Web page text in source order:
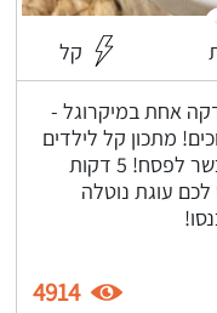
קל
אחת במיקרוגל -
מתכון קל לילדים
שתוכלו להכין איתם והכי חשוב שהוא כשר לפסח! 5 דקות
עוגת נוטלה
4914